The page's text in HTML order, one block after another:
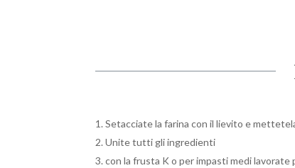
Setacciate la farina con il lievito e
Unite tutti gli ingredienti
con la frusta K o per impasti medi lavorate